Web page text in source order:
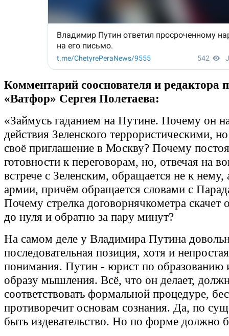
Комментарий сооснователя и редактора
«Ватфор» Сергея Полетаева:
«Займусь гаданием на Путине. Почему он
действия Зеленского террористическими,
своё приглашение в Москву? Почему
готовности к переговорам, но, отвечая на
встрече с Зеленским, обращается не к нему,
армии, причём обращается словами с
Почему стрелка договорнячкометра скачет
до нуля и обратно за пару минут?
На самом деле у Владимира Путина
последовательная позиция, хотя и
понимания. Путин - юрист по образованию
образу мышления. Всё, что он делает,
соответствовать формальной процедуре,
противоречит основам сознания. Да, по
быть издевательство. Но по форме должно